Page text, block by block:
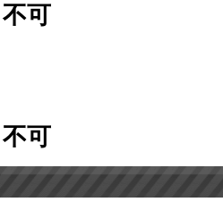
不可
不可